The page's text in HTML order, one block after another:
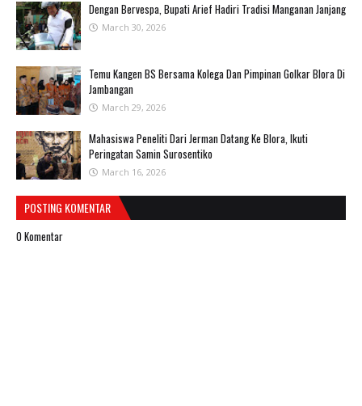
Dengan Bervespa, Bupati Arief Hadiri Tradisi Manganan Janjang
March 30, 2026
Temu Kangen BS Bersama Kolega Dan Pimpinan Golkar Blora Di
Jambangan
March 29, 2026
Mahasiswa Peneliti Dari Jerman Datang Ke Blora, Ikuti
Peringatan Samin Surosentiko
March 16, 2026
POSTING KOMENTAR
0 Komentar